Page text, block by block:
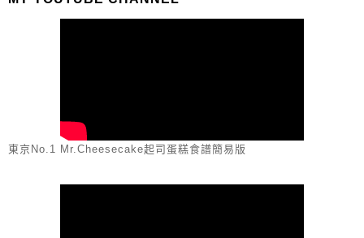
東京No.1 Mr.Cheesecake起司蛋糕食譜簡易版